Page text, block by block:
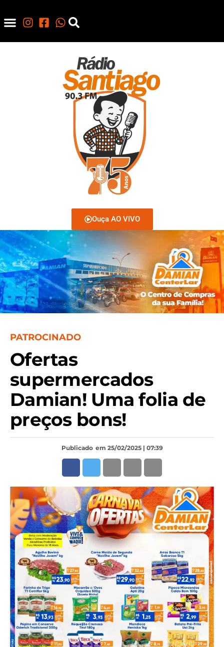
Ouça AO VIVO
PATROCINADO
Ofertas
supermercados
Damian! Uma folia de
preços bons!
Publicado em 25/02/2025 | 07:39